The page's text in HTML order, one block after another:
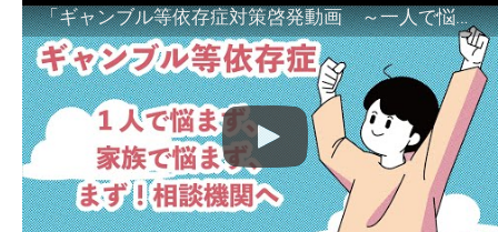
「ギャンブル等依存症対策啓発動画 ～一人で悩まず、家族で悩まず、まず！相談機関へ～」